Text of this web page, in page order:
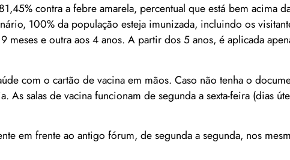
contra a febre amarela, percentual que está bem acima
100% da população esteja imunizada, incluindo os
meses e outra aos 4 anos. A partir dos 5 anos, é aplicada
com o cartão de vacina em mãos. Caso não tenha o
salas de vacina funcionam de segunda a sexta-feira (dias
em frente ao antigo fórum, de segunda a segunda, nos